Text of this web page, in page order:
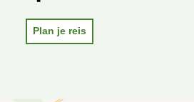
c
e
b
Plan je reis